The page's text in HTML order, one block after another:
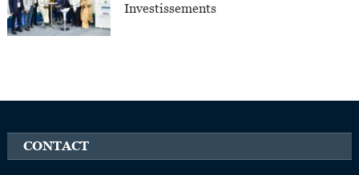
Investissements
CONTACT